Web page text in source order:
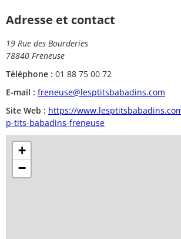
Adresse et contact
19 Rue des Bourderies
78840 Freneuse
Téléphone : 01 88 75 00 72
E-mail : freneuse@lesptitsbabadins.com
Site Web : https://
p-tits-babadins-freneuse
+
−